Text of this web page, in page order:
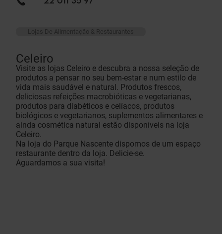
Lojas De Alimentação & Restaurantes
Celeiro
Visite as lojas Celeiro e descubra a nossa seleção de
produtos a pensar no seu bem-estar e num estilo de
vida mais saudável e natural. Produtos frescos,
deliciosas refeições macrobióticas e vegetarianas,
produtos para diabéticos e celíacos, produtos
biológicos e vegetarianos, suplementos alimentares e
ainda cosmética natural estão disponíveis na loja
Celeiro.
Na loja do Parque Nascente dispomos de um espaço
restaurante dentro da loja. Delicie-se.
Aguardamos a sua visita!